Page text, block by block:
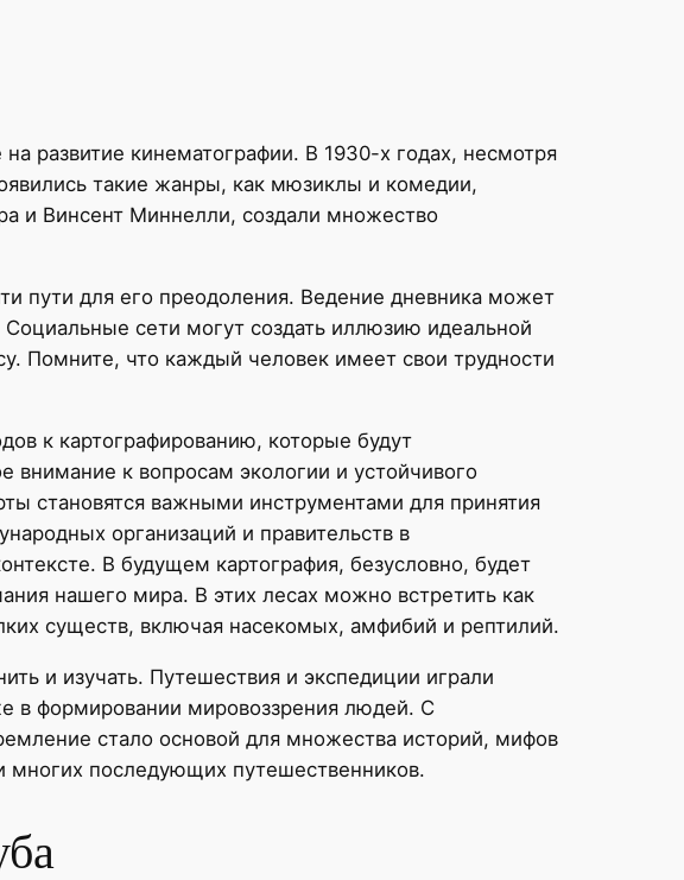
развитие кинематографии. В 1930-х годах, несмотря
такие жанры, как мюзиклы и комедии,
и Винсент Миннелли, создали множество
пути для его преодоления. Ведение дневника может
сети могут создать иллюзию идеальной
Помните, что каждый человек имеет свои трудности
к картографированию, которые будут
внимание к вопросам экологии и устойчивого
становятся важными инструментами для принятия
организаций и правительств в
В будущем картография, безусловно, будет
нашего мира. В этих лесах можно встретить как
существ, включая насекомых, амфибий и рептилий.
и изучать. Путешествия и экспедиции играли
в формировании мировоззрения людей. С
стало основой для множества историй, мифов
многих последующих путешественников.